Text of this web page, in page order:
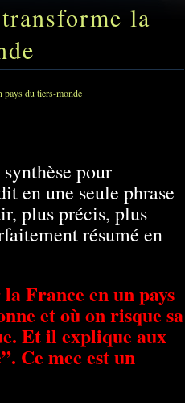
la
pour
en une seule phrase
plus précis, plus
résumé en
France en un pays
et où on risque sa
Et il explique aux
Ce mec est un